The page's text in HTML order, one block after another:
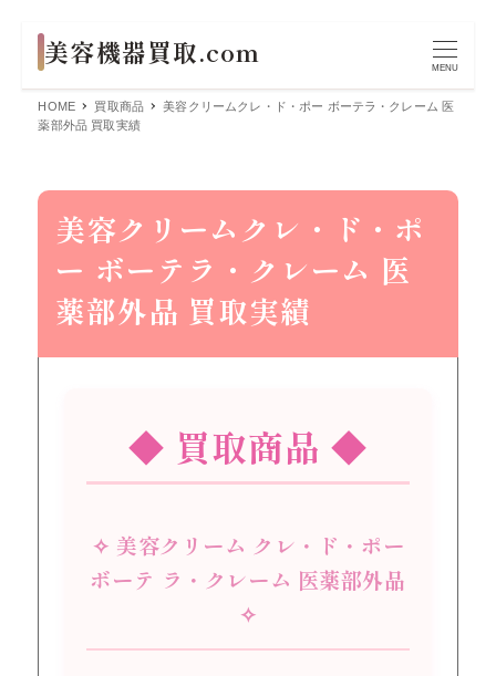
MENU
HOME 買取商品
美容クリームクレ・ド・ポー ボーテラ・クレーム 医
薬部外品 買取実績
美容クリームクレ・ド・ポ
ー ボーテラ・クレーム 医
薬部外品 買取実績
◆ 買取商品 ◆
✧ 美容クリーム クレ・ド・ポー
ボーテ ラ・クレーム 医薬部外品
✧